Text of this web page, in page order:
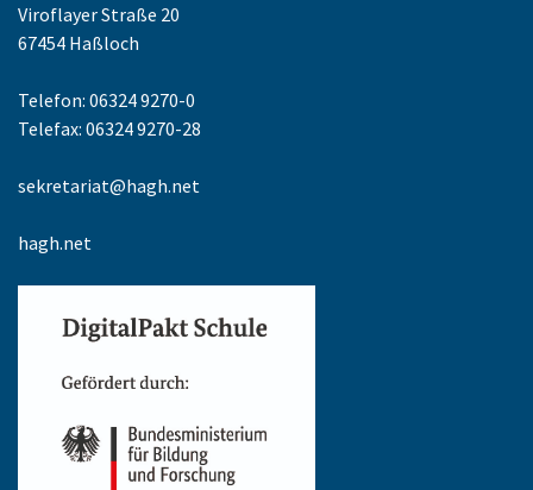
Viroflayer Straße 20
67454 Haßloch
Telefon: 06324 9270-0
Telefax: 06324 9270-28
sekretariat@hagh.net
hagh.net